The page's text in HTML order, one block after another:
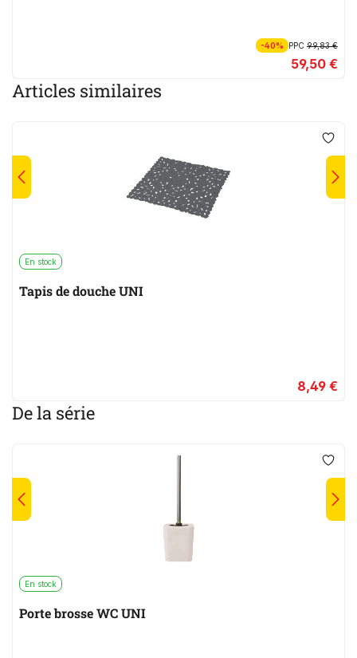
-40% PPC99,83 €
59,50 €
Articles similaires
En stock
Tapis de douche UNI
8,49 €
De la série
En stock
Porte brosse WC UNI